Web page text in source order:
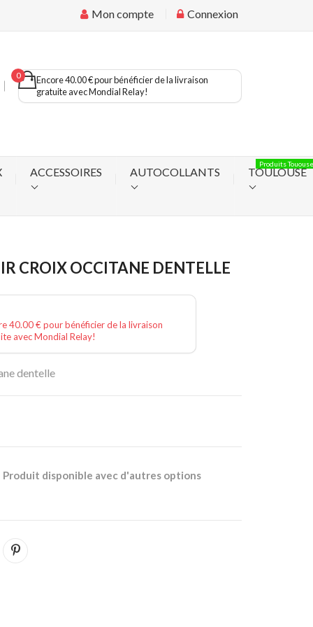
Mon compte Connexion
0
Encore 40.00 € pour bénéficier de la livraison
gratuite avec Mondial Relay!
ACCESSOIRES AUTOCOLLANTS TOULOUSE
Produits Tououse
CROIX OCCITANE DENTELLE
40.00 € pour bénéficier de la livraison
avec Mondial Relay!
dentelle
Produit disponible avec d'autres options